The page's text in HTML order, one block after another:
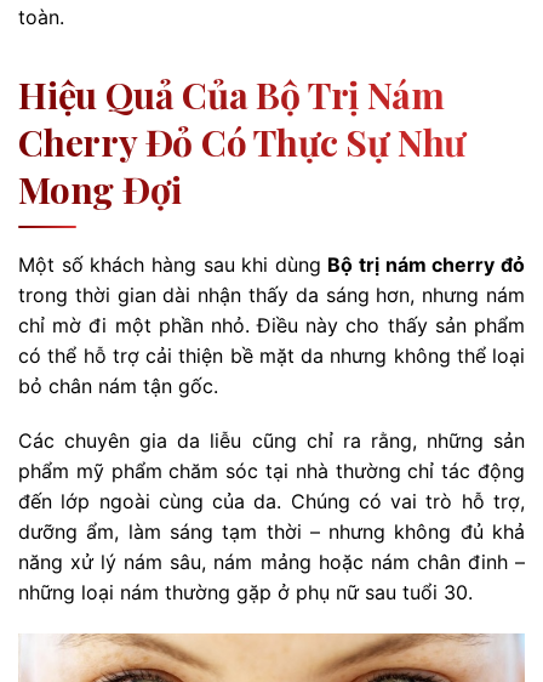
toàn.
Hiệu Quả Của Bộ Trị Nám
Cherry Đỏ Có Thực Sự Như
Mong Đợi
Một số khách hàng sau khi dùng Bộ trị nám cherry đỏ
trong thời gian dài nhận thấy da sáng hơn, nhưng nám
chỉ mờ đi một phần nhỏ. Điều này cho thấy sản phẩm
có thể hỗ trợ cải thiện bề mặt da nhưng không thể loại
bỏ chân nám tận gốc.
Các chuyên gia da liễu cũng chỉ ra rằng, những sản
phẩm mỹ phẩm chăm sóc tại nhà thường chỉ tác động
đến lớp ngoài cùng của da. Chúng có vai trò hỗ trợ,
dưỡng ẩm, làm sáng tạm thời – nhưng không đủ khả
năng xử lý nám sâu, nám mảng hoặc nám chân đinh –
những loại nám thường gặp ở phụ nữ sau tuổi 30.